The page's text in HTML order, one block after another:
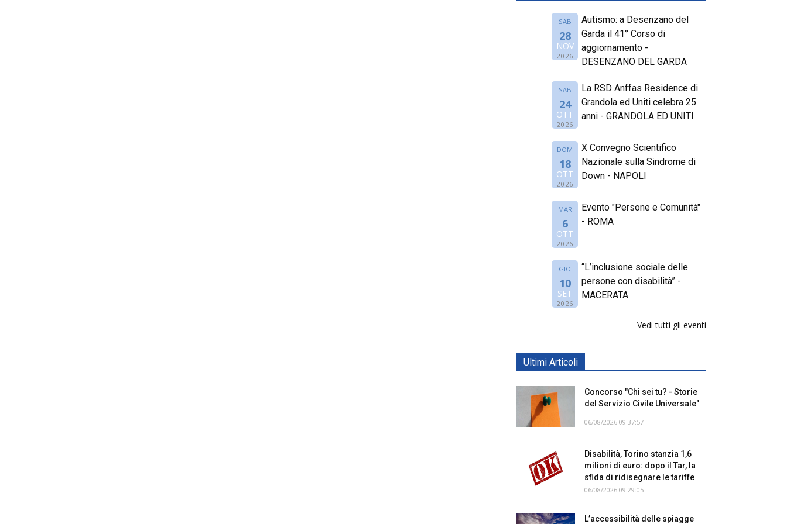
SAB
28
NOV
2026
Autismo: a Desenzano del
Garda il 41° Corso di
aggiornamento -
DESENZANO DEL GARDA
SAB
24
OTT
2026
La RSD Anffas Residence di
Grandola ed Uniti celebra 25
anni - GRANDOLA ED UNITI
DOM
18
OTT
2026
X Convegno Scientifico
Nazionale sulla Sindrome di
Down - NAPOLI
MAR
6
OTT
2026
Evento "Persone e Comunità"
- ROMA
GIO
10
SET
2026
“L’inclusione sociale delle
persone con disabilità” -
MACERATA
Vedi tutti gli eventi
Ultimi Articoli
Concorso "Chi sei tu? - Storie
del Servizio Civile Universale"
06/08/2026 09:37:57
Disabilità, Torino stanzia 1,6
milioni di euro: dopo il Tar, la
sfida di ridisegnare le tariffe
06/08/2026 09:29:05
L’accessibilità delle spiagge